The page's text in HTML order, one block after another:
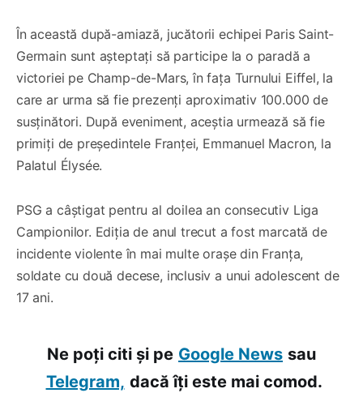
În această după-amiază, jucătorii echipei Paris Saint-
Germain sunt așteptați să participe la o paradă a
victoriei pe Champ-de-Mars, în fața Turnului Eiffel, la
care ar urma să fie prezenți aproximativ 100.000 de
susținători. După eveniment, aceștia urmează să fie
primiți de președintele Franței, Emmanuel Macron, la
Palatul Élysée.
PSG a câștigat pentru al doilea an consecutiv Liga
Campionilor. Ediția de anul trecut a fost marcată de
incidente violente în mai multe orașe din Franța,
soldate cu două decese, inclusiv a unui adolescent de
17 ani.
Ne poți citi și pe Google News sau
Telegram, dacă îți este mai comod.